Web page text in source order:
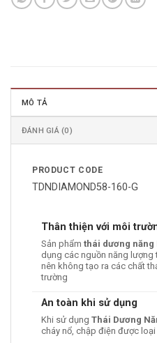
MÔ TẢ
ĐÁNH GIÁ (0)
PRODUCT CODE
TDNDIAMOND58-160-G
Thân thiện với môi
Sản phẩmthái dương năng
dụng các nguồn năng lượng
nên không tạo ra các chất
trường
An toàn khi sử dụng
Khi sử dụngThái Dương
cháy nổ, chập điện được